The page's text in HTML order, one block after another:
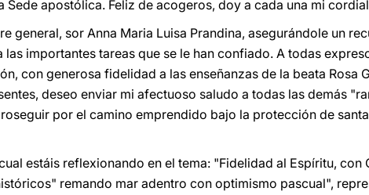
Sede apostólica. Feliz de acogeros, doy a cada una mi
general, sor Anna Maria Luisa Prandina, asegurándole un
importantes tareas que se le han confiado. A todas
con generosa fidelidad a las enseñanzas de la beata Rosa
deseo enviar mi afectuoso saludo a todas las demás
por el camino emprendido bajo la protección de
estáis reflexionando en el tema: "Fidelidad al Espíritu, con
remando mar adentro con optimismo pascual",